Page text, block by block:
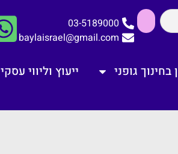
03-5189000
baylaisrael@gmail.com
גופני ייעוץ וליווי עסקי